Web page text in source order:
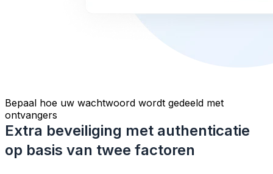
Bepaal hoe uw wachtwoord wordt gedeeld met
ontvangers
Extra beveiliging met authenticatie
op basis van twee factoren